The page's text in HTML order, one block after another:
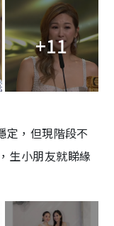
+11
定，但現階段不
生小朋友就睇緣